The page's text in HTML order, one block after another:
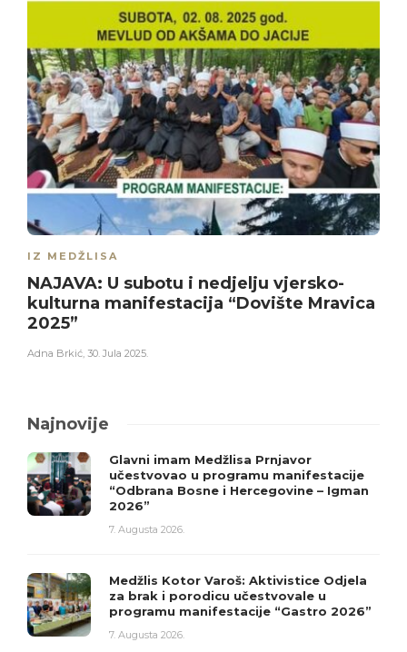
IZ MEDŽLISA
NAJAVA: U subotu i nedjelju vjersko-
kulturna manifestacija “Dovište Mravica
2025”
Adna Brkić, 30. Jula 2025.
Najnovije
Glavni imam Medžlisa Prnjavor
učestvovao u programu manifestacije
“Odbrana Bosne i Hercegovine – Igman
2026”
7. Augusta 2026.
Medžlis Kotor Varoš: Aktivistice Odjela
za brak i porodicu učestvovale u
programu manifestacije “Gastro 2026”
7. Augusta 2026.